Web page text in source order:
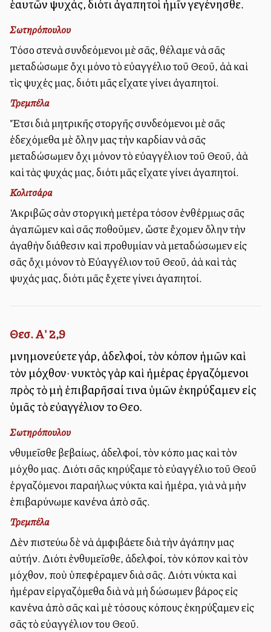
ἑαυτῶν ψυχάς, διότι ἀγαπητοὶ ἡμῖν γεγένησθε.
Σωτηρόπουλου
Τόσο στενὰ συνδεόμενοι μὲ σᾶς, θέλαμε νὰ σᾶς
μεταδώσωμε ὄχι μόνο τὸ εὐαγγέλιο τοῦ Θεοῦ, ἀλλὰ καὶ
τὶς ψυχές μας, διότι μᾶς εἴχατε γίνει ἀγαπητοί.
Τρεμπέλα
Ἔτσι διὰ μητρικῆς στοργῆς συνδεόμενοι μὲ σᾶς
ἐδεχόμεθα μὲ ὅλην μας τὴν καρδίαν νὰ σᾶς
μεταδώσωμεν ὄχι μόνον τὸ εὐαγγέλιον τοῦ Θεοῦ, ἀλλὰ
καὶ τὰς ψυχάς μας, διότι μᾶς εἴχατε γίνει ἀγαπητοί.
Κολιτσάρα
Ἀκριβῶς σὰν στοργικὴ μετέρα τόσον ἐνθέρμως σᾶς
ἀγαπῶμεν καὶ σᾶς ποθοῦμεν, ὥστε ἔχομεν ὅλην τὴν
ἀγαθὴν διάθεσιν καὶ προθυμίαν νὰ μεταδώσωμεν εἰς
σᾶς ὄχι μόνον τὸ Εὐαγγέλιον τοῦ Θεοῦ, ἀλλὰ καὶ τὰς
ψυχάς μας, διότι μᾶς ἔχετε γίνει ἀγαπητοί.
Θεσ. Α' 2,9
μνημονεύετε γάρ, ἀδελφοί, τὸν κόπον ἡμῶν καὶ
τὸν μόχθον· νυκτὸς γὰρ καὶ ἡμέρας ἐργαζόμενοι
πρὸς τὸ μὴ ἐπιβαρῆσαί τινα ὑμῶν ἐκηρύξαμεν εἰς
ὑμᾶς τὸ εὐαγγέλιον τοῦ Θεοῦ.
Σωτηρόπουλου
Ἐνθυμεῖσθε βεβαίως, ἀδελφοί, τὸν κόπο μας καὶ τὸν
μόχθο μας. Διότι σᾶς κηρύξαμε τὸ εὐαγγέλιο τοῦ Θεοῦ
ἐργαζόμενοι παραλλήλως νύκτα καὶ ἡμέρα, γιὰ νὰ μὴν
ἐπιβαρύνωμε κανένα ἀπὸ σᾶς.
Τρεμπέλα
Δὲν πιστεύω δὲ νὰ ἀμφιβάλλετε διὰ τὴν ἀγάπην μας
αὐτήν. Διότι ἐνθυμεῖσθε, ἀδελφοί, τὸν κόπον καὶ τὸν
μόχθον, ποὺ ὑπεφέραμεν διὰ σᾶς. Διότι νύκτα καὶ
ἡμέραν εἰργαζόμεθα διὰ νὰ μὴ δώσωμεν βάρος εἰς
κανένα ἀπὸ σᾶς καὶ μὲ τόσους κόπους ἐκηρύξαμεν εἰς
σᾶς τὸ εὐαγγέλιον του Θεοῦ.